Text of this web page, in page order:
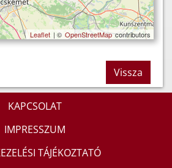
Leaflet | © OpenStreetMapcontributors
Vissza
KAPCSOLAT
IMPRESSZUM
TÁJÉKOZTATÓ